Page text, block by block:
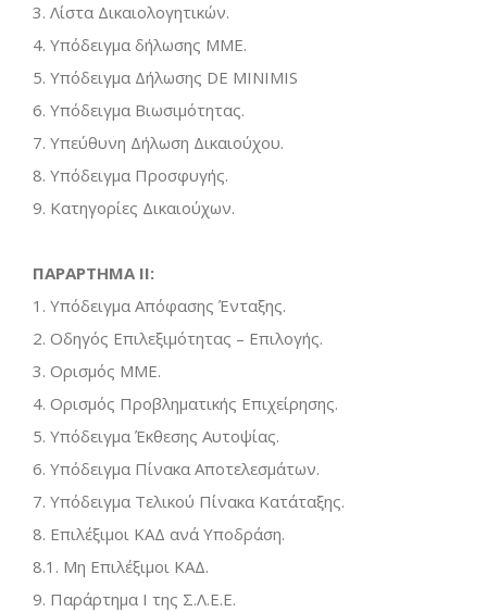
3. Λίστα Δικαιολογητικών.
4. Υπόδειγμα δήλωσης ΜΜΕ.
5. Υπόδειγμα Δήλωσης DE MINIMIS
6. Υπόδειγμα Βιωσιμότητας.
7. Υπεύθυνη Δήλωση Δικαιούχου.
8. Υπόδειγμα Προσφυγής.
9. Κατηγορίες Δικαιούχων.
ΠΑΡΑΡΤΗΜΑ ΙΙ:
1. Υπόδειγμα Απόφασης Ένταξης.
2. Οδηγός Επιλεξιμότητας – Επιλογής.
3. Ορισμός ΜΜΕ.
4. Ορισμός Προβληματικής Επιχείρησης.
5. Υπόδειγμα Έκθεσης Αυτοψίας.
6. Υπόδειγμα Πίνακα Αποτελεσμάτων.
7. Υπόδειγμα Τελικού Πίνακα Κατάταξης.
8. Επιλέξιμοι ΚΑΔ ανά Υποδράση.
8.1. Μη Επιλέξιμοι ΚΑΔ.
9. Παράρτημα Ι της Σ.Λ.Ε.Ε.